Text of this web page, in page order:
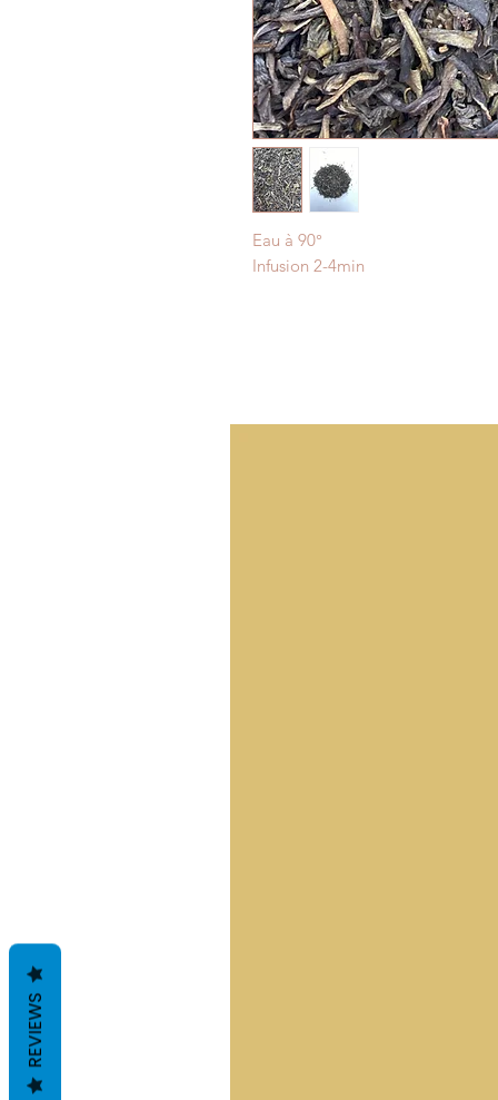
Eau à 90°
Infusion 2-4min
REVIEWS